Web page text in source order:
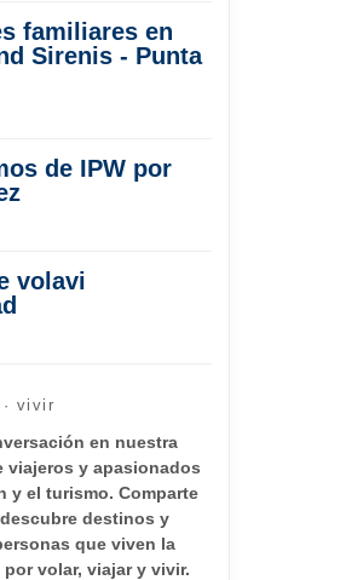
familiares en
Sirenis - Punta
de IPW por
volavi
vivir
en nuestra
viajeros y apasionados
y el turismo. Comparte
destinos y
que viven la
volar, viajar y vivir.